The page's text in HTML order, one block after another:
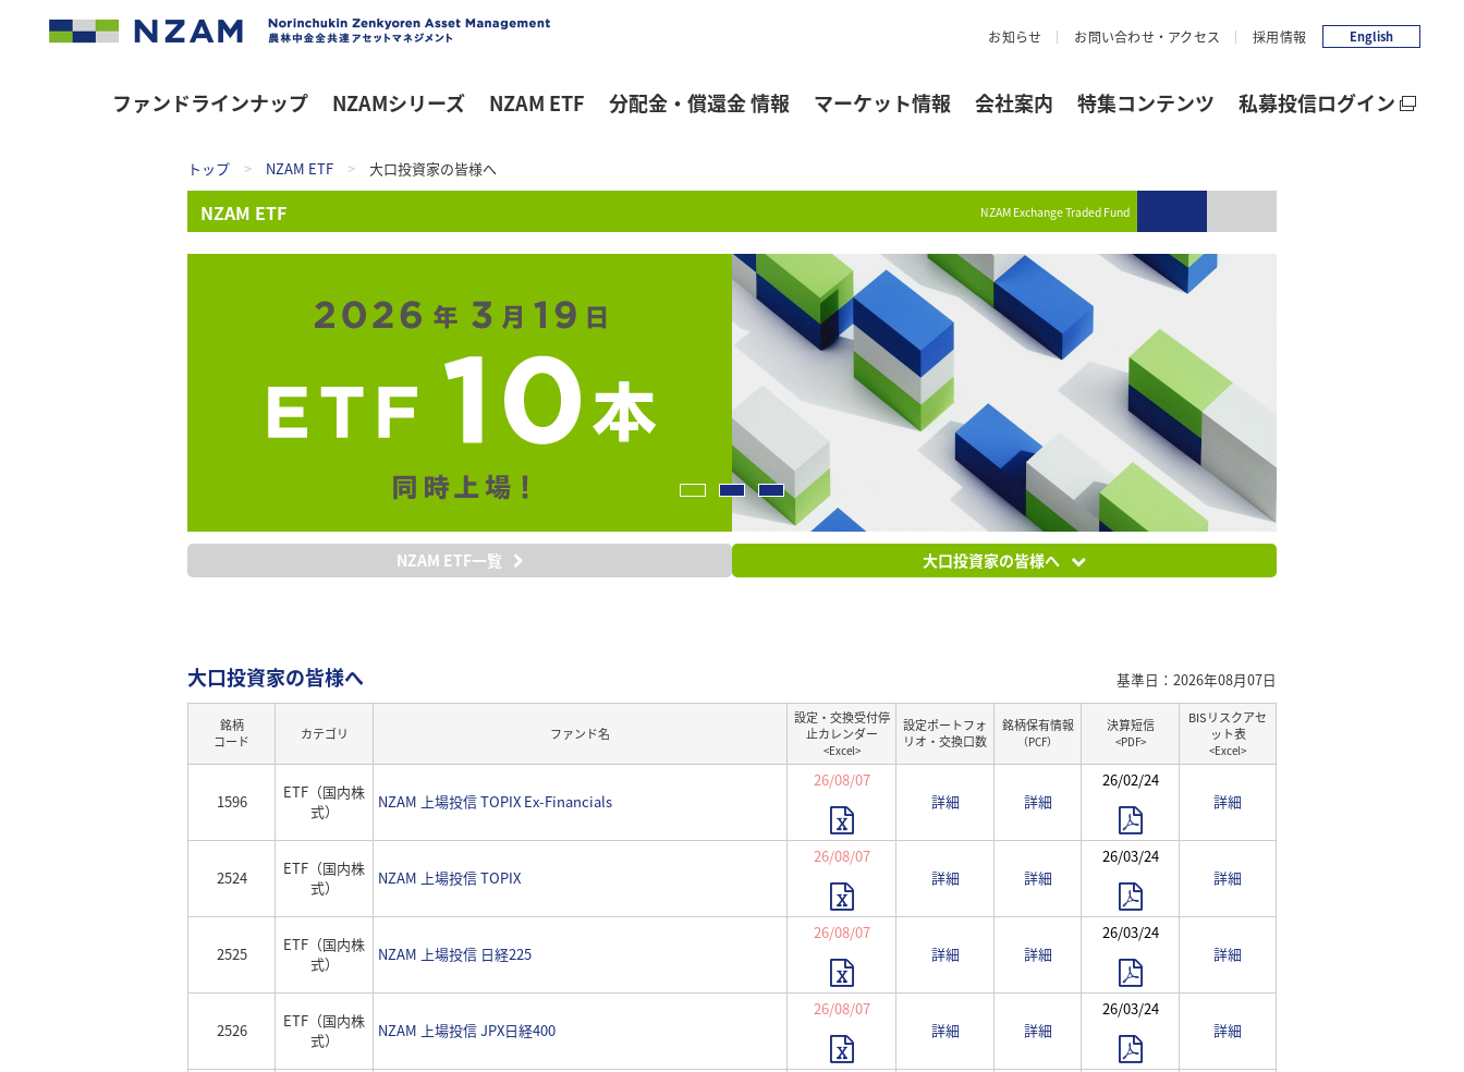
お知らせ お問い合わせ・アクセス 採用情報 English
ファンドラインナップ NZAMシリーズ NZAM ETF 分配金・償還金 情報 マーケット情報 会社案内 特集コンテンツ 私募投信ログイン
トップ > NZAM ETF > 大口投資家の皆様へ
NZAM ETF NZAM Exchange Traded Fund
NZAM ETF一覧 大口投資家の皆様へ
大口投資家の皆様へ 基準日：2026年08月07日
銘柄
コード
カテゴリ ファンド名
設定・交換受付停
止カレンダー
<Excel>
設定ポートフォ
リオ・交換口数
銘柄保有情報
（PCF）
決算短信
<PDF>
BISリスクアセ
ット表
<Excel>
1596
ETF（国内株
式）
NZAM 上場投信 TOPIX Ex-Financials
26/08/07
詳細
詳細
26/02/24
詳細
2524
ETF（国内株
式）
NZAM 上場投信 TOPIX
26/08/07
詳細
詳細
26/03/24
詳細
2525
ETF（国内株
式）
NZAM 上場投信 日経225
26/08/07
詳細
詳細
26/03/24
詳細
2526
ETF（国内株
式）
NZAM 上場投信 JPX日経400
26/08/07
詳細
詳細
26/03/24
詳細